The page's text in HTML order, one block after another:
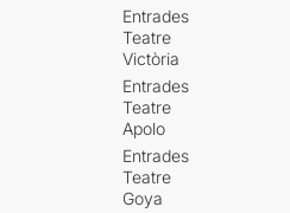
Entrades
Teatre
Victòria
Entrades
Teatre
Apolo
Entrades
Teatre
Goya